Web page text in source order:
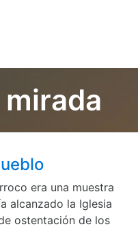
era una muestra
alcanzado la Iglesia
ostentación de los